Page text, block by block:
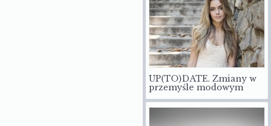
UP(TO)DATE. Zmiany w
przemyśle modowym